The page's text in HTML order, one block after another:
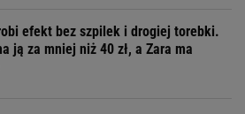
efekt bez szpilek i drogiej torebki.
ją za mniej niż 40 zł, a Zara ma